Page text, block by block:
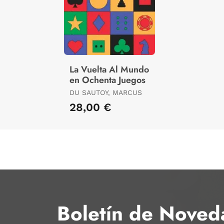
La Vuelta Al Mundo
en Ochenta Juegos
DU SAUTOY, MARCUS
28,00 €
Boletín de